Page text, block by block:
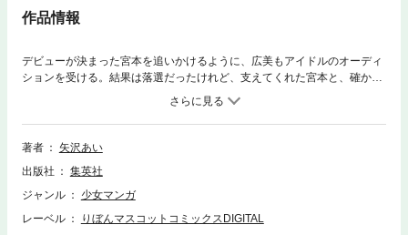
作品情報
デビューが決まった宮本を追いかけるように、広美もアイドルのオーディ
ションを受ける。結果は落選だったけれど、支えてくれた宮本と、確かに
心を通じ合わせる。途切れてしまった告白の続きを聞く前に、宮本はその
歌声で鮮烈なデビューを飾る。夢を追うふたりの未来は!? 表題作のほ
か、幼なじみ同士の恋愛を描いた『5月の約束』も収録。
著者
矢沢あい
出版社
集英社
ジャンル
少女マンガ
レーベル
りぼんマスコットコミックスDIGITAL